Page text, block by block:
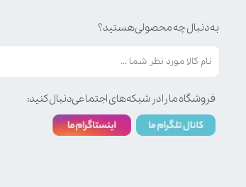
به دنبال چه محصولی هستید؟
فروشگاه ما را در شبکه‌های اجتماعی دنبال کنید: